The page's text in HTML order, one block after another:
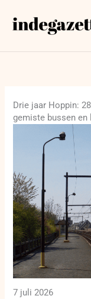
naar
Drie jaar Hoppin:
gemiste bussen en
7 juli 2026